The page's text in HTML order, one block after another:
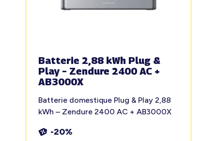
Batterie 2,88 kWh Plug &
Play – Zendure 2400 AC +
AB3000X
Batterie domestique Plug & Play 2,88
kWh – Zendure 2400 AC + AB3000X
-20%